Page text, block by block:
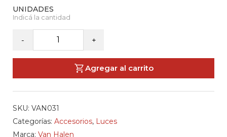
-
HALEN
Fron
+
Agregar al carrito
SKU: VAN031
Categorías: Accesorios, Luces
Marca: Van Halen